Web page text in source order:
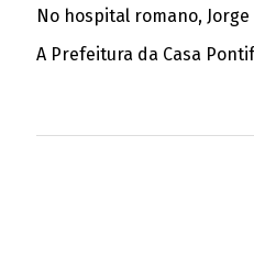
No hospital romano,
A Prefeitura da Casa